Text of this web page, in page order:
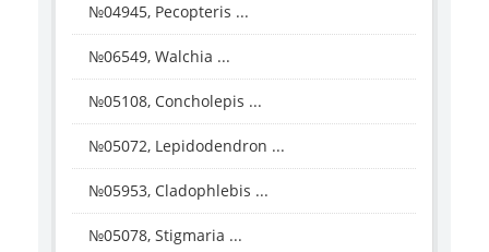
№04945, Pecopteris ...
№06549, Walchia ...
№05108, Concholepis ...
№05072, Lepidodendron ...
№05953, Cladophlebis ...
№05078, Stigmaria ...